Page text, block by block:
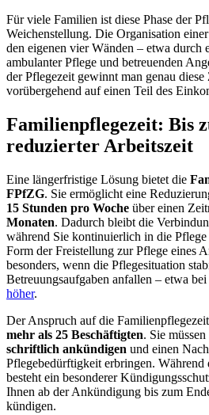
Für viele Familien ist diese Phase der
Weichenstellung. Die Organisation
den eigenen vier Wänden – etwa durch
ambulanter Pflege und betreuenden
der Pflegezeit gewinnt man genau
vorübergehend auf einen Teil des
Familienpflegezeit: Bis
reduzierter Arbeitszeit
Eine längerfristige Lösung bietet die
FPfZG. Sie ermöglicht eine
15 Stunden pro Woche über einen
Monaten. Dadurch bleibt die
während Sie kontinuierlich in die
Form der Freistellung zur Pflege eines
besonders, wenn die Pflegesituation
Betreuungsaufgaben anfallen – etwa
höher.
Der Anspruch auf die
mehr als 25 Beschäftigten. Sie müssen
schriftlich ankündigen und einen
Pflegebedürftigkeit erbringen. Während
besteht ein besonderer
Ihnen ab der Ankündigung bis zum
kündigen.